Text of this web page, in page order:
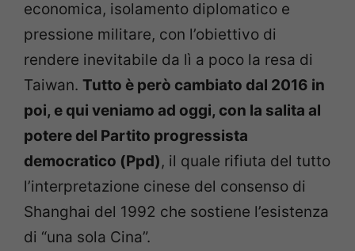
economica, isolamento diplomatico e
pressione militare, con l’obiettivo di
rendere inevitabile da lì a poco la resa di
Taiwan. Tutto è però cambiato dal 2016 in
poi, e qui veniamo ad oggi, con la salita al
potere del Partito progressista
democratico (Ppd), il quale rifiuta del tutto
l’interpretazione cinese del consenso di
Shanghai del 1992 che sostiene l’esistenza
di “una sola Cina”.